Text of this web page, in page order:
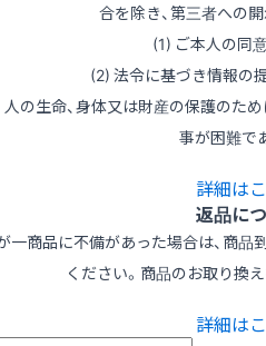
合を除き、第三者への
(1) ご本人の同
(2) 法令に基づき情報の
の生命、身体又は財産の保護のた
事が困難で
詳細は
返品に
一商品に不備があった場合は、商
ください。商品のお取り換
詳細は